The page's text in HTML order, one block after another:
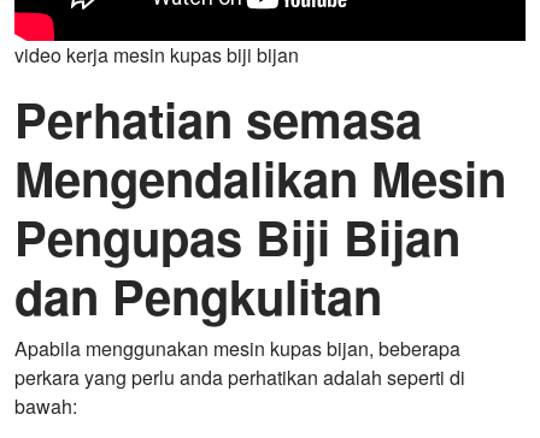
video kerja mesin kupas biji bijan
Perhatian semasa
Mengendalikan Mesin
Pengupas Biji Bijan
dan Pengkulitan
Apabila menggunakan mesin kupas bijan, beberapa
perkara yang perlu anda perhatikan adalah seperti di
bawah: